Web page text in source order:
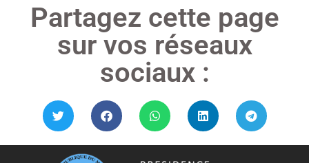
Partagez cette page
sur vos réseaux
sociaux :